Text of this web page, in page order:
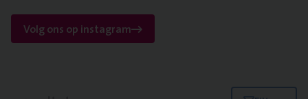
Volg ons op instagram